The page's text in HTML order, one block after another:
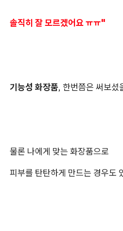
솔직히 잘 모르겠어요 ㅠㅠ"
기능성 화장품, 한번쯤은 써보셨
물론 나에게 맞는 화장품으로
피부를 탄탄하게 만드는 경우도